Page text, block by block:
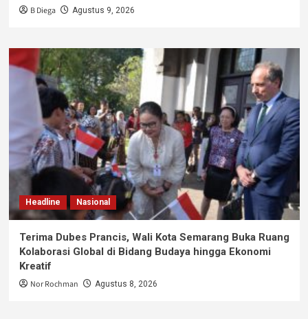
B Diega Agustus 9, 2026
Headline Nasional
Terima Dubes Prancis, Wali Kota Semarang Buka Ruang
Kolaborasi Global di Bidang Budaya hingga Ekonomi
Kreatif
Nor Rochman Agustus 8, 2026